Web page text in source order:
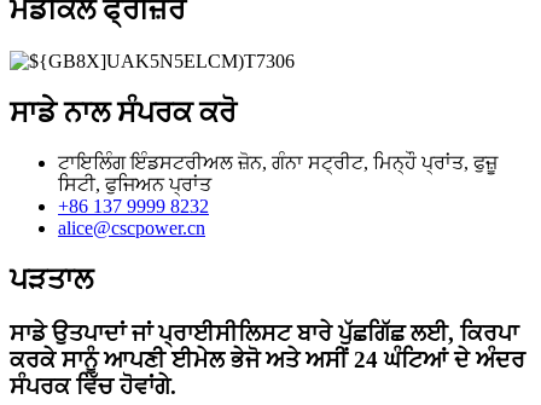
ਮੈਡੀਕਲ ਫ੍ਰੀਜ਼ਰ
ਸਾਡੇ ਨਾਲ ਸੰਪਰਕ ਕਰੋ
ਟਾਇਲਿੰਗ ਇੰਡਸਟਰੀਅਲ ਜ਼ੋਨ, ਗੰਨਾ ਸਟ੍ਰੀਟ, ਮਿਨ੍ਹੌ ਪ੍ਰਾਂਤ, ਫੁਜ਼ੂ
ਸਿਟੀ, ਫੁਜਿਅਨ ਪ੍ਰਾਂਤ
+86 137 9999 8232
alice@cscpower.cn
ਪੜਤਾਲ
ਸਾਡੇ ਉਤਪਾਦਾਂ ਜਾਂ ਪ੍ਰਾਈਸੀਲਿਸਟ ਬਾਰੇ ਪੁੱਛਗਿੱਛ ਲਈ, ਕਿਰਪਾ
ਕਰਕੇ ਸਾਨੂੰ ਆਪਣੀ ਈਮੇਲ ਭੇਜੋ ਅਤੇ ਅਸੀਂ 24 ਘੰਟਿਆਂ ਦੇ ਅੰਦਰ
ਸੰਪਰਕ ਵਿੱਚ ਹੋਵਾਂਗੇ.